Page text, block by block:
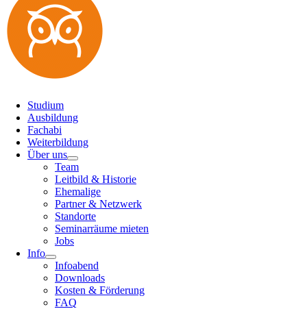
Studium
Ausbildung
Fachabi
Weiterbildung
Über uns
Team
Leitbild & Historie
Ehemalige
Partner & Netzwerk
Standorte
Seminarräume mieten
Jobs
Info
Infoabend
Downloads
Kosten & Förderung
FAQ